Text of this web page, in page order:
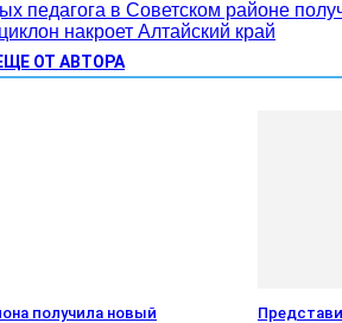
педагога в Советском районе
накроет Алтайский край
ОТ АВТОРА
получила новый